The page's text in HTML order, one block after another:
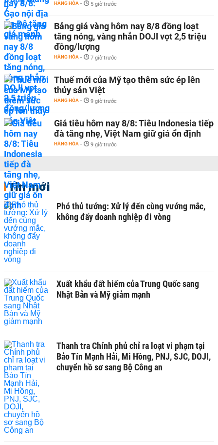
HÀNG HÓA - 5 giờ trước
Bảng giá vàng hôm nay 8/8 đồng loạt
tăng nóng, vàng nhẫn DOJI vọt 2,5 triệu
đồng/lượng
HÀNG HÓA - 7 giờ trước
Thuế mới của Mỹ tạo thêm sức ép lên
thủy sản Việt
HÀNG HÓA - 9 giờ trước
Giá tiêu hôm nay 8/8: Tiêu Indonesia tiếp
đà tăng nhẹ, Việt Nam giữ giá ổn định
HÀNG HÓA - 9 giờ trước
Tin mới
Phó thủ tướng: Xử lý đến cùng vướng mắc,
không đẩy doanh nghiệp đi vòng
Xuất khẩu đất hiếm của Trung Quốc sang
Nhật Bản và Mỹ giảm mạnh
Thanh tra Chính phủ chỉ ra loạt vi phạm tại
Bảo Tín Mạnh Hải, Mi Hồng, PNJ, SJC, DOJI,
chuyển hồ sơ sang Bộ Công an